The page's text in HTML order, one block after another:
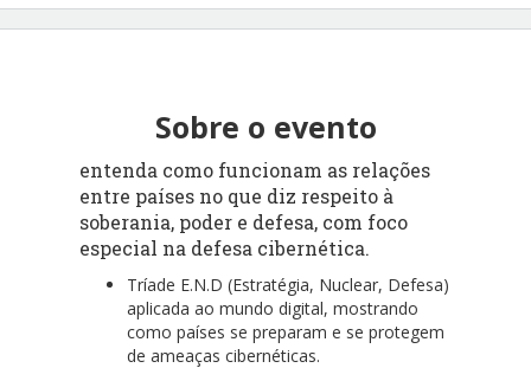
Sobre o evento
entenda como funcionam as relações
entre países no que diz respeito à
soberania, poder e defesa, com foco
especial na defesa cibernética.
Tríade E.N.D (Estratégia, Nuclear, Defesa)
aplicada ao mundo digital, mostrando
como países se preparam e se protegem
de ameaças cibernéticas.